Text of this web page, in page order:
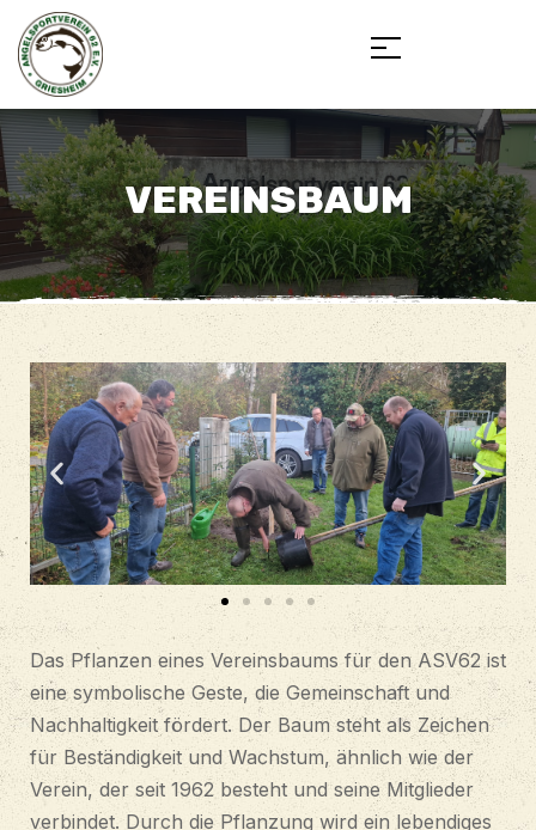
VEREINSBAUM
Das Pflanzen eines Vereinsbaums für den ASV62 ist
eine symbolische Geste, die Gemeinschaft und
Nachhaltigkeit fördert. Der Baum steht als Zeichen
für Beständigkeit und Wachstum, ähnlich wie der
Verein, der seit 1962 besteht und seine Mitglieder
verbindet. Durch die Pflanzung wird ein lebendiges